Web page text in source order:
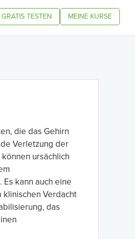
TESTEN MEINE KURSE
die das Gehirn
Verletzung der
können ursächlich
kann auch eine
Verdacht
das